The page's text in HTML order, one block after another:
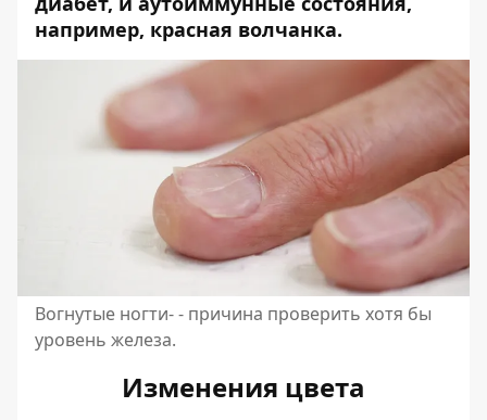
например, красная волчанка.
Вогнутые ногти- - причина проверить хотя бы
уровень железа.
Изменения цвета